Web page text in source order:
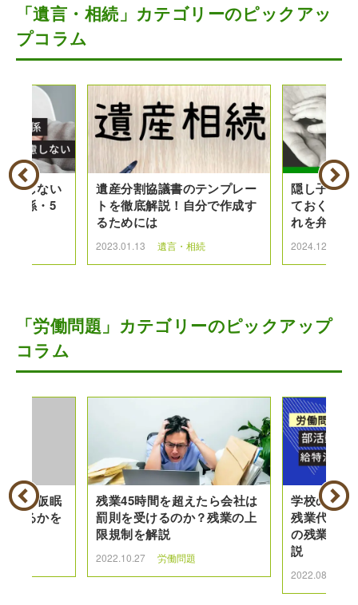
「遺言・相続」カテゴリーのピックアッ
プコラム
慮しない
関係・5
遺産分割協議書のテンプレー
トを徹底解説！自分で作成す
るためには
2023.01.13 遺言・相続
隠し子の相
ておくべき
れを弁護士
2024.12.27
「労働問題」カテゴリーのピックアップ
コラム
えや仮眠
えるかを
残業45時間を超えたら会社は
罰則を受けるのか？残業の上
限規制を解説
2022.10.27 労働問題
学校の先生
残業代を請
の残業代の
説
2022.08.17